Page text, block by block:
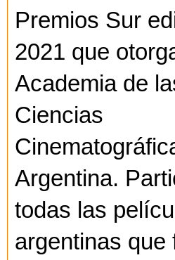
Premios Sur
2021 que
Academia de
Ciencias
Argentina.
todas las
argentinas que